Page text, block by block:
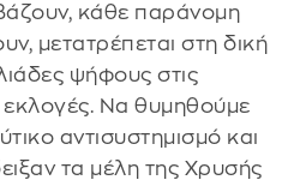
κάθε παράνομη
μετατρέπεται στη δική
ψήφους στις
εκλογές. Να θυμηθούμε
αντισυστημισμό και
τα μέλη της Χρυσής